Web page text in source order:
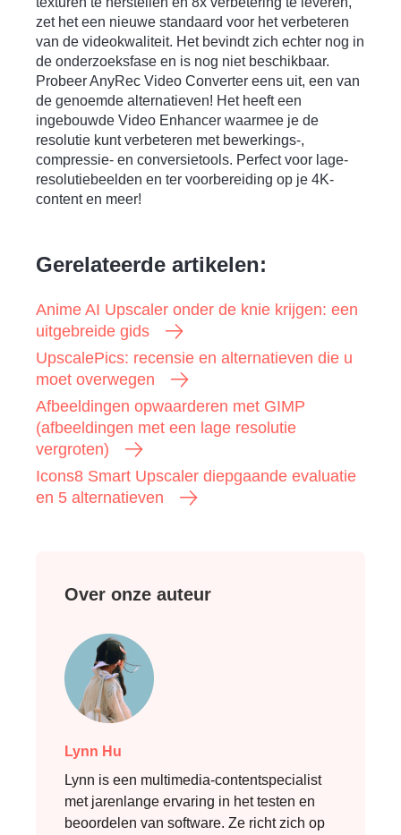
zet het een nieuwe standaard voor het verbeteren
van de videokwaliteit. Het bevindt zich echter nog in
de onderzoeksfase en is nog niet beschikbaar.
Probeer AnyRec Video Converter eens uit, een van
de genoemde alternatieven! Het heeft een
ingebouwde Video Enhancer waarmee je de
resolutie kunt verbeteren met bewerkings-,
compressie- en conversietools. Perfect voor lage-
resolutiebeelden en ter voorbereiding op je 4K-
content en meer!
Gerelateerde artikelen:
Anime AI Upscaler onder de knie krijgen: een
uitgebreide gids
UpscalePics: recensie en alternatieven die u
moet overwegen
Afbeeldingen opwaarderen met GIMP
(afbeeldingen met een lage resolutie
vergroten)
Icons8 Smart Upscaler diepgaande evaluatie
en 5 alternatieven
Over onze auteur
Lynn Hu
Lynn is een multimedia-contentspecialist
met jarenlange ervaring in het testen en
beoordelen van software. Ze richt zich op